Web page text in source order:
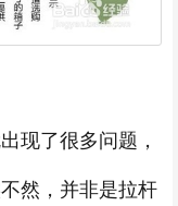
现了很多问题，
然，并非是拉杆